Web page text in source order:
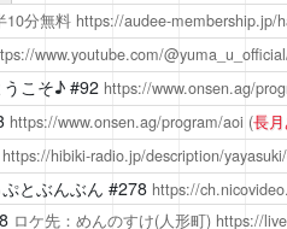
10分無料 https://audee-membership.jp/
www.youtube.com/
こそ♪#92 https://www.onsen.ag/
https://www.onsen.ag/program/aoi (長
https://hibiki-radio.jp/description/
とぶんぶん #278 https://
ロケ先：めんのすけ(人形町) https://